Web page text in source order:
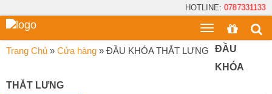
HOTLINE: 0787331133
Toggle
menu
Trang Chủ » Cửa hàng » ĐẦU KHÓA THẮT LƯNG
ĐẦU
KHÓA
THẮT LƯNG